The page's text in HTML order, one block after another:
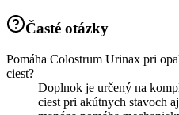
Časté otázky
Pomáha Colostrum Urinax pri
ciest?
Doplnok je určený na
ciest pri akútnych stavoch